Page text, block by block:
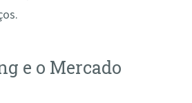
e o Mercado